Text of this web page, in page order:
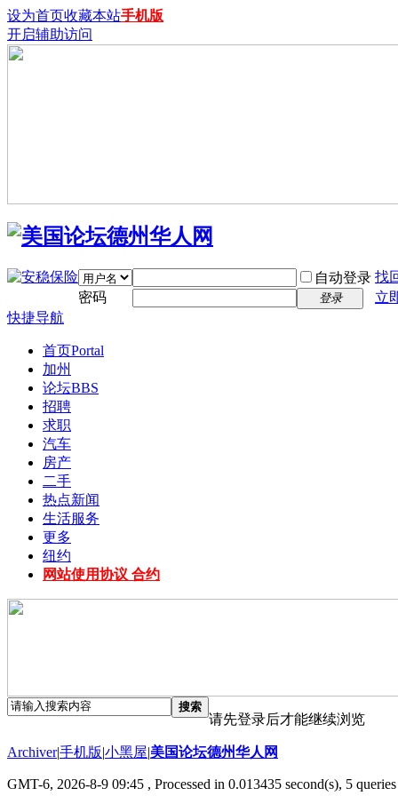
设为首页收藏本站手机版
开启辅助访问
自动登录 找
密码
登录
立
快捷导航
首页Portal
加州
论坛BBS
招聘
求职
汽车
房产
二手
热点新闻
生活服务
更多
纽约
网站使用协议 合约
搜索
请先登录后才能继续浏览
Archiver|手机版|小黑屋|美国论坛德州华人网
GMT-6, 2026-8-9 09:45 , Processed in 0.013435 second(s), 5